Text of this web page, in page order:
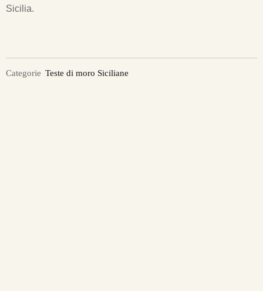
Sicilia.
Categorie Teste di moro Siciliane